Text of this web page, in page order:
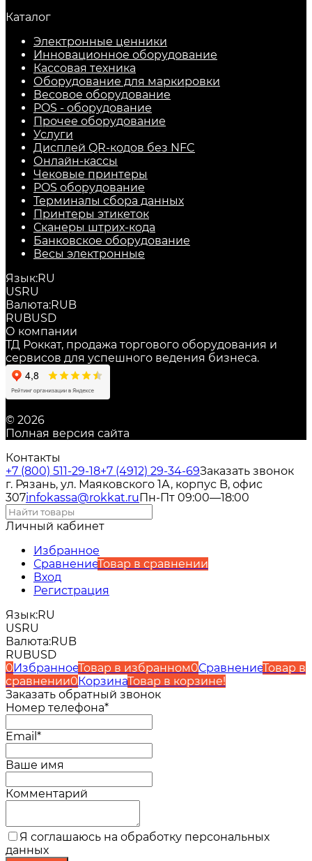
Каталог
Электронные ценники
Инновационное оборудование
Кассовая техника
Оборудование для маркировки
Весовое оборудование
POS - оборудование
Прочее оборудование
Услуги
Дисплей QR-кодов без NFC
Онлайн-кассы
Чековые принтеры
POS оборудование
Терминалы сбора данных
Принтеры этикеток
Сканеры штрих-кода
Банковское оборудование
Весы электронные
Язык:RU
USRU
Валюта:RUB
RUBUSD
О компании
ТД Роккат, продажа торгового оборудования и
сервисов для успешного ведения бизнеса.
© 2026
Полная версия сайта
Контакты
+7 (800) 511-29-18+7 (4912) 29-34-69Заказать звонок
г. Рязань, ул. Маяковского 1А, корпус B, офис
307infokassa@rokkat.ruПн-Пт 09:00—18:00
Личный кабинет
Избранное
СравнениеТовар в сравнении
Вход
Регистрация
Язык:RU
USRU
Валюта:RUB
RUBUSD
0ИзбранноеТовар в избранном0СравнениеТовар в
сравнении0КорзинаТовар в корзине!
Заказать обратный звонок
Номер телефона*
Email*
Ваше имя
Комментарий
Я соглашаюсь на обработку персональных
данных